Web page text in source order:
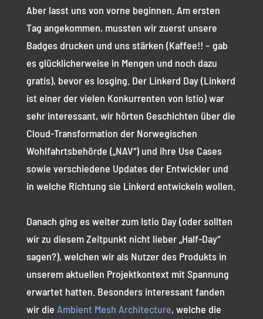
Aber lasst uns von vorne beginnen. Am ersten
Tag angekommen, mussten wir zuerst unsere
Badges drucken und uns stärken (Kaffee!! – gab
es glücklicherweise in Mengen und noch dazu
gratis), bevor es losging. Der Linkerd Day (Linkerd
ist einer der vielen Konkurrenten von Istio) war
sehr interessant, wir hörten Geschichten über die
Cloud-Transformation der Norwegischen
Wohlfahrtsbehörde („NAV“) und ihre Use Cases
sowie verschiedene Updates der Entwickler und
in welche Richtung sie Linkerd entwickeln wollen.
Danach ging es weiter zum Istio Day (oder sollten
wir zu diesem Zeitpunkt nicht lieber „Half-Day“
sagen?), welchen wir als Nutzer des Produkts in
unserem aktuellen Projektkontext mit Spannung
erwartet hatten. Besonders interessant fanden
wir die Ambient Mesh Architecture, welche die